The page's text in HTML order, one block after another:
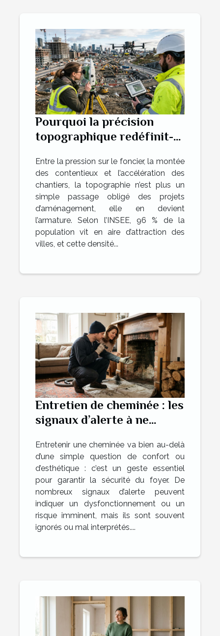
Pourquoi la précision
topographique redéfinit-
d’aménagement ?
Entre la pression sur le foncier, la montée
des contentieux et l’accélération des
chantiers, la topographie n’est plus un
simple passage obligé des projets
d’aménagement, elle en devient
l’armature. Selon l’INSEE, 96 % de la
population vit en aire d’attraction des
villes, et cette densité...
Entretien de cheminée : les
signaux d’alerte à ne
Entretenir une cheminée va bien au-delà
d’une simple question de confort ou
d’esthétique : c’est un geste essentiel
pour garantir la sécurité du foyer. De
nombreux signaux d’alerte peuvent
indiquer un dysfonctionnement ou un
risque imminent, mais ils sont souvent
ignorés ou mal interprétés....